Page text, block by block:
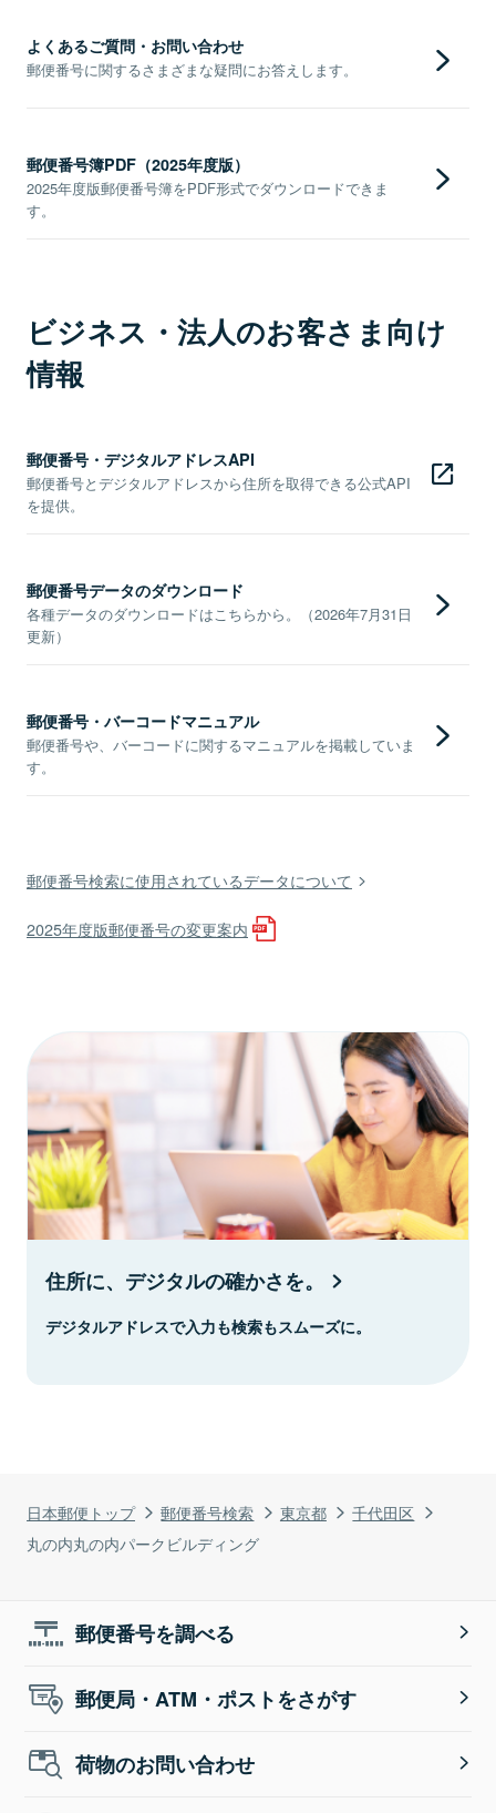
日本郵便トップ 郵便番号検索 東京都
千代田区
丸の内丸の内パークビルディング
よくあるご質問・お問い合わせ
郵便番号に関するさまざまな疑問にお答えします。
郵便番号簿PDF（2025年度版）
2025年度版郵便番号簿をPDF形式でダウンロードできま
す。
ビジネス・法人のお客さま向け
情報
郵便番号・デジタルアドレスAPI
郵便番号とデジタルアドレスから住所を取得できる公式API
を提供。
郵便番号データのダウンロード
各種データのダウンロードはこちらから。（2026年7月31日
更新）
郵便番号・バーコードマニュアル
郵便番号や、バーコードに関するマニュアルを掲載していま
す。
郵便番号検索に使用されているデータについて
2025年度版郵便番号の変更案内
住所に、デジタルの確かさを。
デジタルアドレスで入力も検索もスムーズに。
郵便番号を調べる
郵便局・ATM・ポストをさがす
荷物のお問い合わせ